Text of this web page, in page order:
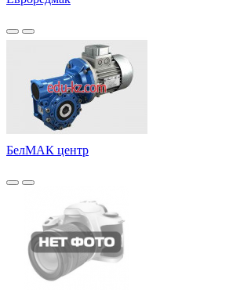
БелМАК центр